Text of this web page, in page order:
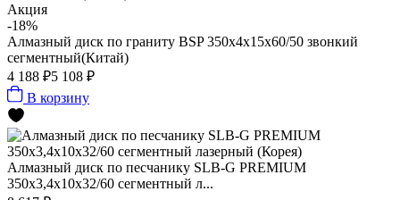
Акция
-18%
Алмазный диск по граниту BSP 350x4x15x60/50 звонкий
сегментный(Китай)
4 188 ₽5 108 ₽
В корзину
Алмазный диск по песчанику SLB-G PREMIUM
350х3,4х10х32/60 сегментный л...